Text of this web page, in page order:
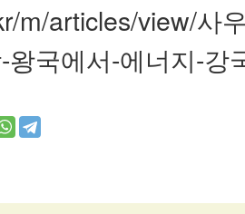
m/articles/view/사
왕국에서-에너지-강